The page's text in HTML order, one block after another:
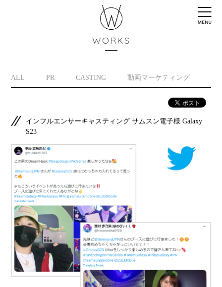
WORKS
ALL PR CASTING 動画マーケティング
インフルエンサーキャスティング サムスン電子様 Galaxy
S23